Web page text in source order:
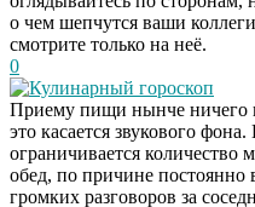
о чем шепчутся ваши
смотрите только на неё.
0
Кулинарный гороскоп
Приему пищи нынче ничего
это касается звукового
ограничивается количество
обед, по причине
громких разговоров за